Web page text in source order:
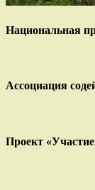
Национальная
Ассоциация
Проект